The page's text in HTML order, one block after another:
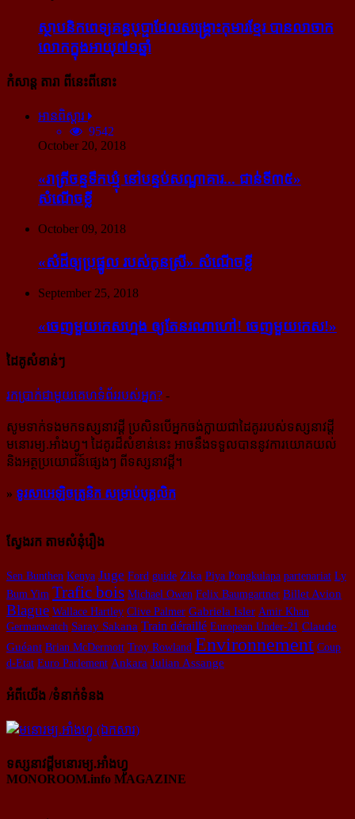
ស្ថាបនិក​ពេទ្យ​គន្ធបុប្ផា​ដែល​សង្គ្រោះ​កុមារ​ខ្មែរ​ បាន​លាចាក​
លោក​ក្នុង​អាយុ​៧១ឆ្នាំ
កំសាន្ដ តារា ពីនេះពីនោះ
អានពិស្ដារ
9542
October 20, 2018
«រាត្រីចន្ទទឹកឃ្មុំ នៅបន្ទប់សណ្ឋាគារ... ជាន់ទី៣៥»
សំណើចខ្លី
October 09, 2018
«សំដី​ឲ្យ​ប្រផ្នូល របស់​កូនស្រី» សំណើចខ្លី
September 25, 2018
«ចេញ​មួយ​កេស​ហ្មង ឲ្យ​តែ​នរណា​ហៅ! ចេញ​មួយ​កេស!»
ដៃគូសំខាន់ៗ
រក​​ប្រាក់​​ជា​​មួយ​​គេហទំព័រ​​របស់​​អ្នក? -
សូម​ទាក់ទង​មក​ទស្សនាវដ្ដី ប្រសិន​បើ​អ្នក​ចង់​ក្លាយ​ជា​ដៃគូរ​របស់​ទស្សនាវដ្ដី​
មនោរម្យ.អាំងហ្វូ។ ដៃ​គូរ​ដ៏​សំខាន់​នេះ អាច​នឹង​ទទួល​បាន​នូវ​ការ​យោគយល់
និង​អត្ថ​ប្រយោជន៍​ផ្សេងៗ ពីទស្សនាវដ្ដី។
» ទូរសាអេឡិចត្រូនិក សម្រាប់បុគ្គលិក
ស្វែងរក តាមសំនុំរឿង
Sen Bunthen Kenya Juge Ford guide Zika Piya Pongkulapa partenariat Ly
Bum Yim Trafic bois Michael Owen Felix Baumgartner Billet Avion
Blague Wallace Hartley Clive Palmer Gabriela Isler Amir Khan
Germanwatch Saray Sakana Train déraillé European Under-21 Claude
Guéant Brian McDermott Troy Rowland Environnement Coup
d-Etat Euro Parlement Ankara Julian Assange
អំពីយើង /ទំនាក់ទំនង
ទស្សនាវដ្ដីមនោរម្យ.អាំងហ្វូ
MONOROOM.info MAGAZINE